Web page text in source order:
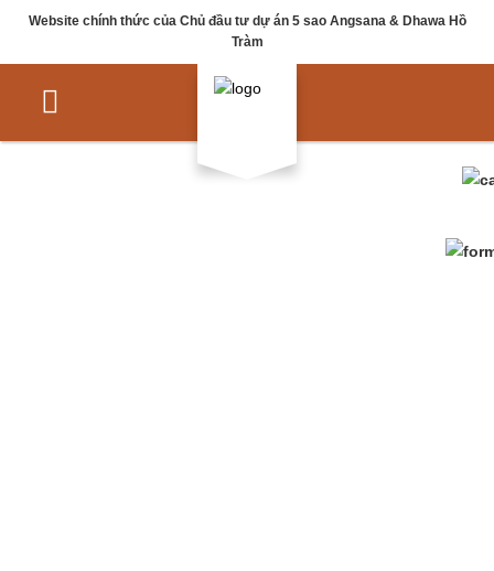
Website chính thức của Chủ đầu tư dự án 5 sao Angsana & Dhawa Hồ
Tràm